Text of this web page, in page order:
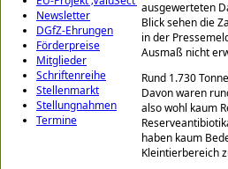
Newsletter
DGfZ-Ehrungen
Förderpreise
Mitglieder
Schriftenreihe
Stellenmarkt
Stellungnahmen
Termine
ausgewerteten
Blick sehen die
in der
Ausmaß nicht
Rund 1.730
Davon waren
also wohl kaum
haben kaum
Kleintierbereich